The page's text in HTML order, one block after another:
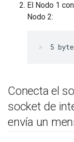
El Nodo 1
Nodo 2:
5
Conecta el
socket de
envía un